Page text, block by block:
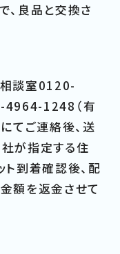
、良品と交換さ
談室0120-
1248（有
てご連絡後、送
が指定する住
ト到着確認後、配
額を返金させて